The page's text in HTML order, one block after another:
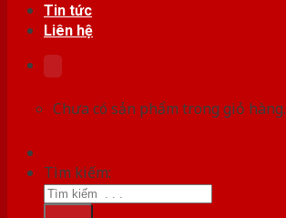
Tin tức
Liên hệ
Chưa có sản phẩm trong giỏ hàng.
Tìm kiếm: